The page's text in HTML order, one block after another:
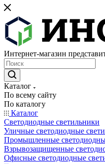
Интернет-магазин
Каталог
По всему сайту
По каталогу
Каталог
Светодиодные светильники
Уличные светодиодные
Промышленные
Взрывозащищенные
Офисные светодиодные